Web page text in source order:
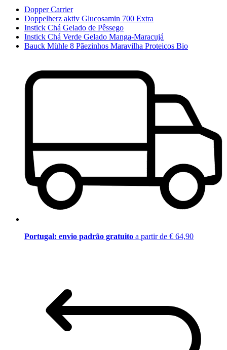
Dopper Carrier
Doppelherz aktiv Glucosamin 700 Extra
Instick Chá Gelado de Pêssego
Instick Chá Verde Gelado Manga-Maracujá
Bauck Mühle 8 Pãezinhos Maravilha Proteicos Bio
Portugal: envio padrão gratuito a partir de € 64,90